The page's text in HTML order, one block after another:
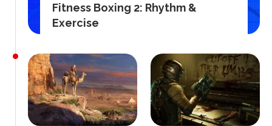
Fitness Boxing 2: Rhythm &
Exercise